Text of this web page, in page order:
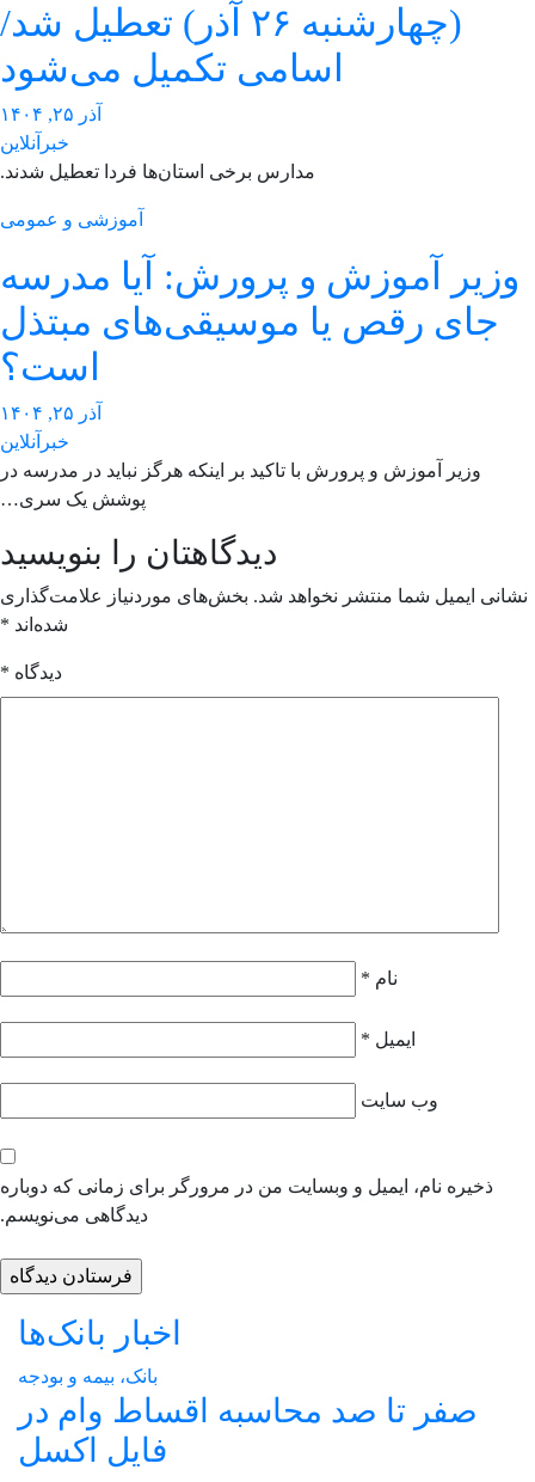
(چهارشنبه ۲۶ آذر) تعطیل شد/
اسامی تکمیل می‌شود
آذر ۲۵, ۱۴۰۴
خبرآنلاین
مدارس برخی استان‌ها فردا تعطیل شدند.
آموزشی و عمومی
آموزش و پرورش: آیا مدرسه
جای رقص یا موسیقی‌های مبتذل
است؟
آذر ۲۵, ۱۴۰۴
خبرآنلاین
وزیر آموزش و پرورش با تاکید بر اینکه هرگز نباید در مدرسه در
پوشش یک سری…
دیدگاهتان را بنویسید
ایمیل شما منتشر نخواهد شد. بخش‌های موردنیاز علامت‌گذاری
شده‌اند *
دیدگاه*
نام*
ایمیل*
وب‌ سایت
ذخیره نام، ایمیل و وبسایت من در مرورگر برای زمانی که دوباره
دیدگاهی می‌نویسم.
اخبار بانک‌ها
بانک، بیمه و بودجه
صفر تا صد محاسبه اقساط وام در
فایل اکسل